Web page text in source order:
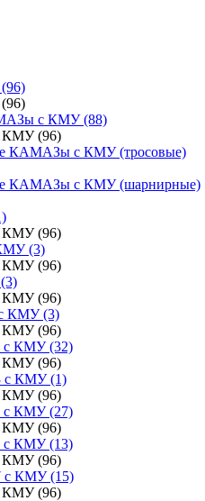
с КМУ (88)
КМУ (96)
КАМАЗы с КМУ (тросовые)
КАМАЗы с КМУ (шарнирные)
КМУ (96)
(3)
КМУ (96)
КМУ (96)
КМУ (3)
КМУ (96)
КМУ (32)
КМУ (96)
с КМУ (1)
КМУ (96)
КМУ (27)
КМУ (96)
КМУ (13)
КМУ (96)
КМУ (15)
КМУ (96)